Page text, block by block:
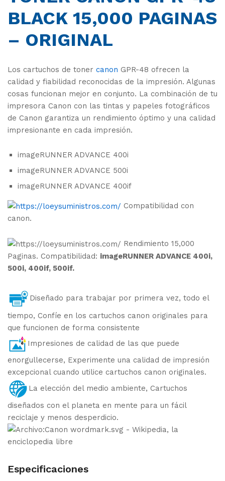
BLACK 15,000 PAGINAS
– ORIGINAL
Los cartuchos de toner canon GPR-48 ofrecen la
calidad y fiabilidad reconocidas de la impresión. Algunas
cosas funcionan mejor en conjunto. La combinación de tu
impresora Canon con las tintas y papeles fotográficos
de Canon garantiza un rendimiento óptimo y una calidad
impresionante en cada impresión.
imageRUNNER ADVANCE 400i
imageRUNNER ADVANCE 500i
imageRUNNER ADVANCE 400if
Compatibilidad con
canon.
Rendimiento 15,000
Paginas. Compatibilidad: imageRUNNER ADVANCE 400i,
500i, 400if, 500if.
Diseñado para trabajar por primera vez, todo el
tiempo, Confíe en los cartuchos canon originales para
que funcionen de forma consistente
Impresiones de calidad de las que puede
enorgullecerse, Experimente una calidad de impresión
excepcional cuando utilice cartuchos canon originales.
La elección del medio ambiente, Cartuchos
diseñados con el planeta en mente para un fácil
reciclaje y menos desperdicio.
Especificaciones